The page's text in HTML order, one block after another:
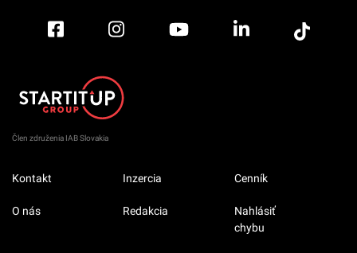
Člen združenia IAB Slovakia
Kontakt Inzercia Cenník
O nás Redakcia
Nahlásiť
chybu